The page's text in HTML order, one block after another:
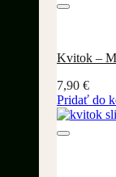
Kvitok –
7,90 €
Pridať do